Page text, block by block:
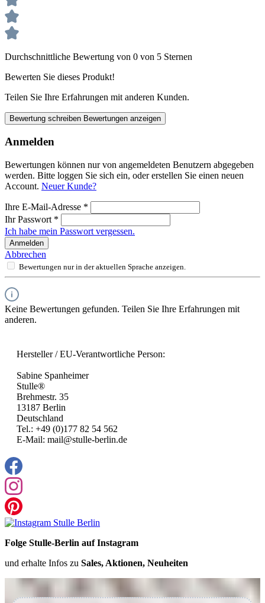
Durchschnittliche Bewertung von 0 von 5 Sternen
Bewerten Sie dieses Produkt!
Teilen Sie Ihre Erfahrungen mit anderen Kunden.
Bewertung schreiben Bewertungen anzeigen
Anmelden
Bewertungen können nur von angemeldeten Benutzern abgegeben
werden. Bitte loggen Sie sich ein, oder erstellen Sie einen neuen
Account. Neuer Kunde?
Ihre E-Mail-Adresse *
Ihr Passwort *
Ich habe mein Passwort vergessen.
Anmelden
Abbrechen
Bewertungen nur in der aktuellen Sprache anzeigen.
Keine Bewertungen gefunden. Teilen Sie Ihre Erfahrungen mit
anderen.
Hersteller / EU-Verantwortliche Person:
Sabine Spanheimer
Stulle®
Brehmestr. 35
13187 Berlin
Deutschland
Tel.: +49 (0)177 82 54 562
E-Mail: mail@stulle-berlin.de
Folge Stulle-Berlin auf Instagram
und erhalte Infos zu Sales, Aktionen, Neuheiten